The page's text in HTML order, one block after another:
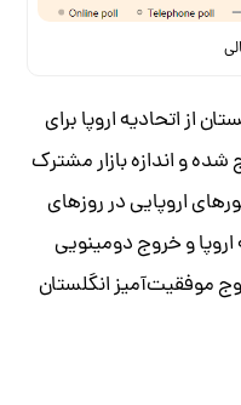
از اتحادیه اروپا برای
شده و اندازه بازار مشترک
اروپایی در روزهای
و خروج دومینویی
موفقیت‌آمیز انگلستان